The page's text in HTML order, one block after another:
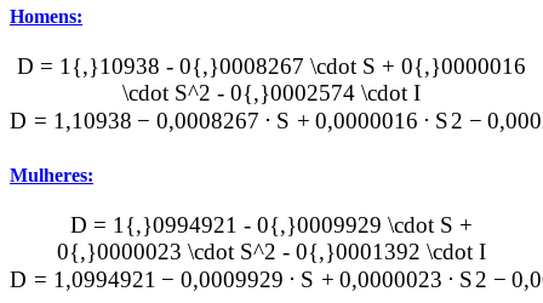
Homens:
D = 1{,}10938 - 0{,}0008267 \cdot S + 0{,}0000016
\cdot S^2 - 0{,}0002574 \cdot I
D = 1 ,10938 − 0,0008267 ⋅ S + 0,0000016 ⋅ S2 − 0,
Mulheres:
D = 1{,}0994921 - 0{,}0009929 \cdot S +
0{,}0000023 \cdot S^2 - 0{,}0001392 \cdot I
D = 1 ,0994921 − 0,0009929 ⋅ S + 0,0000023 ⋅ S2 − 0,